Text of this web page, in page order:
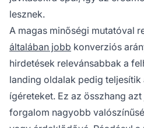
lesznek.
A magas minőségi mutatóval
általában jobb konverziós
hirdetések relevánsabbak a
landing oldalak pedig teljesítik
ígéreteket. Ez az összhang
forgalom nagyobb